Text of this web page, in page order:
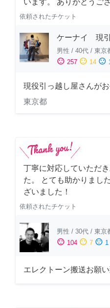
います。 ありがとうご
依頼されたチケット
ケーナイ 現
男性 / 40代 / 東京
sentiment_satisfied 257 sentiment_neutral 14 sentiment_dissatisfied
現役引っ越し屋さんが
東京都
丁寧に対応していただ
た。 とても助かりまし
ざいました！
依頼されたチケット
男性 / 30代 / 東京
sentiment_satisfied 104 sentiment_neutral 7 sentiment_dissatisfied 1
エレクトーン搬送お願